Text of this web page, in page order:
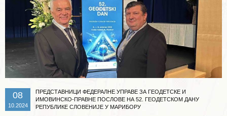
08
10.2024
ПРЕДСТАВНИЦИ ФЕДЕРАЛНЕ УПРАВЕ ЗА ГЕОДЕТСКЕ И
ИМОВИНСКО-ПРАВНЕ ПОСЛОВЕ НА 52. ГЕОДЕТСКОМ ДАНУ
РЕПУБЛИКЕ СЛОВЕНИЈЕ У МАРИБОРУ